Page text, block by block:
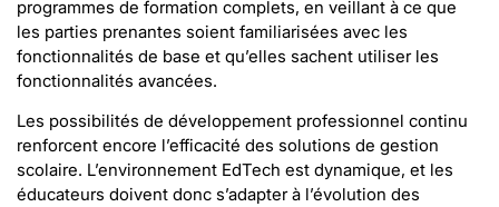
programmes de formation complets, en veillant à ce que
les parties prenantes soient familiarisées avec les
fonctionnalités de base et qu’elles sachent utiliser les
fonctionnalités avancées.
Les possibilités de développement professionnel continu
renforcent encore l’efficacité des solutions de gestion
scolaire. L’environnement EdTech est dynamique, et les
éducateurs doivent donc s’adapter à l’évolution des